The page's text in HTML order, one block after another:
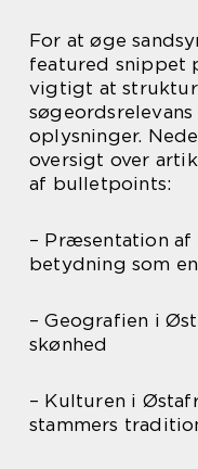
For at øge
featured snippet
vigtigt at
oplysninger.
oversigt over
af bulletpoints:
– Præsentation
betydning som
– Geografien i
skønhed
– Kulturen i
stammers